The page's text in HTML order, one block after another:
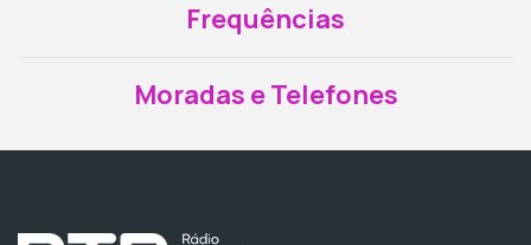
Frequências
Moradas e Telefones